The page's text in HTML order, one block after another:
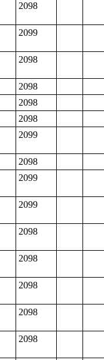
2098
2099
2098
2098
2098
2098
2099
2098
2099
2099
2098
2098
2098
2098
2098